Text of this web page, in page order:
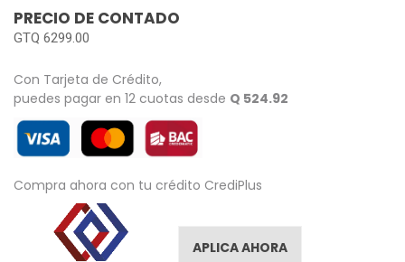
PRECIO DE CONTADO
GTQ 6299.00
Con Tarjeta de Crédito,
puedes pagar en 12 cuotas desde Q 524.92
Compra ahora con tu crédito CrediPlus
APLICA AHORA
gallery